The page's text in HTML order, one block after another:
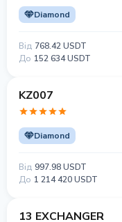
Diamond
Від 768.42 USDT
До 152 634 USDT
KZ007
Diamond
Від 997.98 USDT
До 1 214 420 USDT
13 EXCHANGER